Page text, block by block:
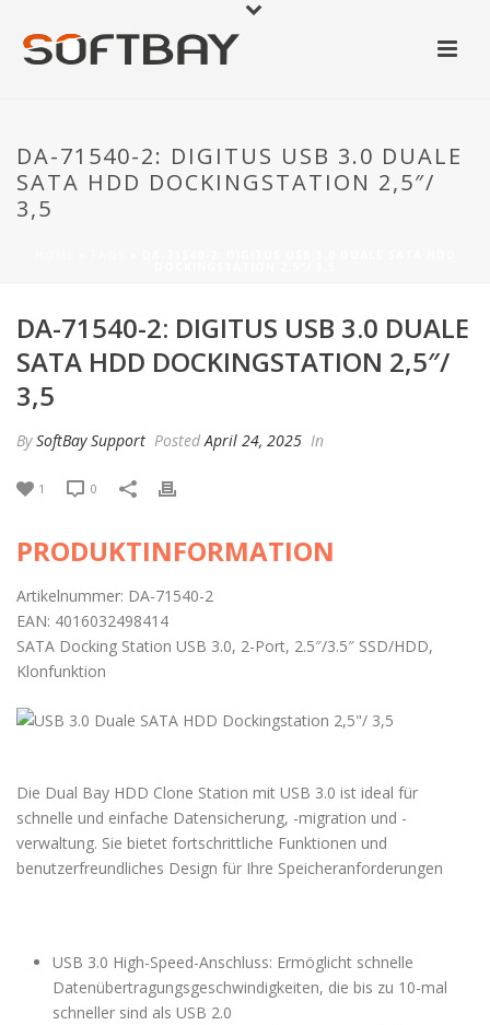
DA-71540-2: DIGITUS USB 3.0 DUALE
SATA HDD DOCKINGSTATION 2,5″/
3,5
DA-71540-2: DIGITUS USB 3.0 DUALE
SATA HDD DOCKINGSTATION 2,5″/
3,5
BySoftBay Support PostedApril 24, 2025 In
1 0
PRODUKTINFORMATION
Artikelnummer: DA-71540-2
EAN: 4016032498414
SATA Docking Station USB 3.0, 2-Port, 2.5″/3.5″ SSD/HDD,
Klonfunktion
Die Dual Bay HDD Clone Station mit USB 3.0 ist ideal für
schnelle und einfache Datensicherung, -migration und -
verwaltung. Sie bietet fortschrittliche Funktionen und
benutzerfreundliches Design für Ihre Speicheranforderungen
USB 3.0 High-Speed-Anschluss: Ermöglicht schnelle
Datenübertragungsgeschwindigkeiten, die bis zu 10-mal
schneller sind als USB 2.0